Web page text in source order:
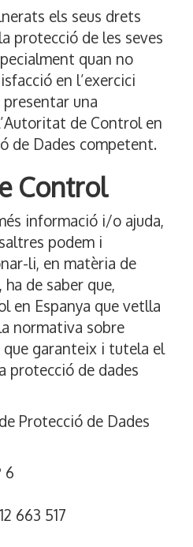
els seus drets
protecció de les seves
quan no
en l’exercici
una
de Control en
de Dades competent.
Control
informació i/o ajuda,
podem i
li, en matèria de
de saber que,
en Espanya que vetlla
normativa sobre
que garanteix i tutela el
protecció de dades
Protecció de Dades
6
663 517